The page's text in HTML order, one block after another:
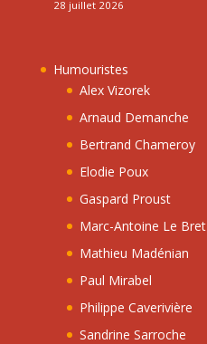
28 juillet 2026
Humouristes
Alex Vizorek
Arnaud Demanche
Bertrand Chameroy
Elodie Poux
Gaspard Proust
Marc-Antoine Le Bret
Mathieu Madénian
Paul Mirabel
Philippe Caverivière
Sandrine Sarroche